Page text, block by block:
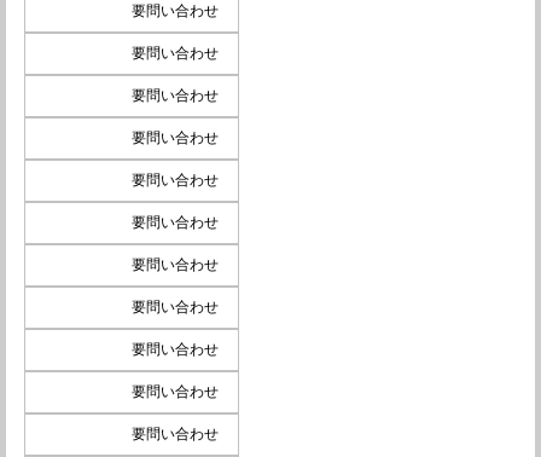
要問い合わせ
要問い合わせ
要問い合わせ
要問い合わせ
要問い合わせ
要問い合わせ
要問い合わせ
要問い合わせ
要問い合わせ
要問い合わせ
要問い合わせ